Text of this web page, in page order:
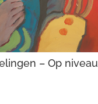
– Op niveau